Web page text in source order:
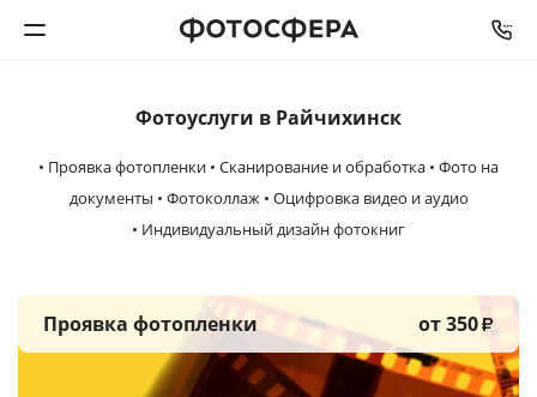
Интерьерная печать
Фотоуслуги в Райчихинск
• Проявка фотопленки • Сканирование и обработка • Фото на
документы • Фотоколлаж • Оцифровка видео и аудио
• Индивидуальный дизайн фотокниг
Проявка фотопленки от 350₽